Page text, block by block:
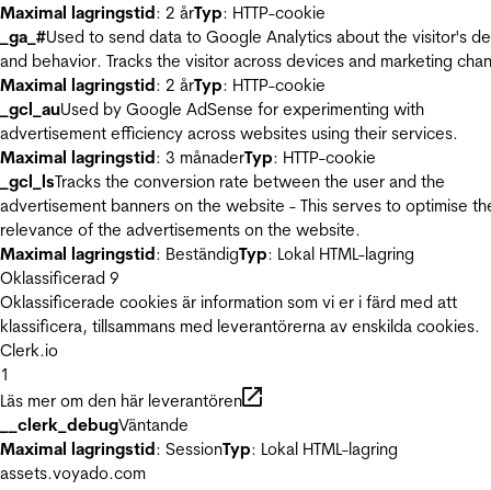
Maximal lagringstid: 2 årTyp: HTTP-cookie
_ga_#Used to send data to Google Analytics about the visitor's
and behavior. Tracks the visitor across devices and marketing
Maximal lagringstid: 2 årTyp: HTTP-cookie
_gcl_auUsed by Google AdSense for experimenting with
advertisement efficiency across websites using their services.
Maximal lagringstid: 3 månaderTyp: HTTP-cookie
_gcl_lsTracks the conversion rate between the user and the
advertisement banners on the website - This serves to optimise
relevance of the advertisements on the website.
Maximal lagringstid: BeständigTyp: Lokal HTML-lagring
Oklassificerad 9
Oklassificerade cookies är information som vi er i färd med att
klassificera, tillsammans med leverantörerna av enskilda cookies.
Clerk.io
1
Läs mer om den här leverantören
__clerk_debugVäntande
Maximal lagringstid: SessionTyp: Lokal HTML-lagring
assets.voyado.com